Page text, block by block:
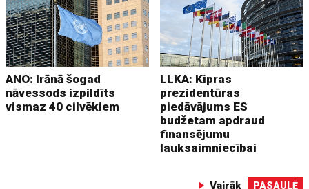
ANO: Irānā šogad
nāvessods izpildīts
vismaz 40 cilvēkiem
LLKA: Kipras
prezidentūras
piedāvājums ES
budžetam apdraud
finansējumu
lauksaimniecībai
Vairāk PASAULĒ